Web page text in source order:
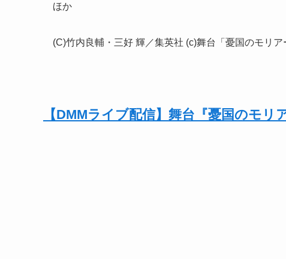
ほか
(C)竹内良輔・三好 輝／集英社 (c)舞台「憂国のモリ
【DMMライブ配信】舞台『憂国のモリ